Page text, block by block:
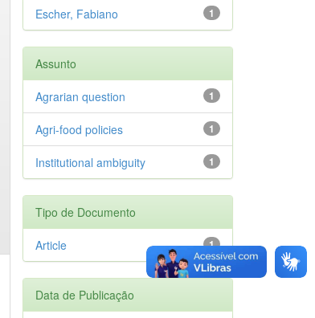
1
Escher, Fabiano
Assunto
1
Agrarian question
1
Agri-food policies
1
Institutional ambiguity
Tipo de Documento
1
Article
Data de Publicação